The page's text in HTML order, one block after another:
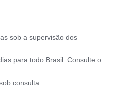
sob a supervisão dos
para todo Brasil. Consulte o
consulta.